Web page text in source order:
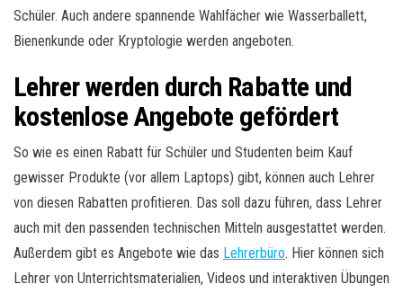
Schüler. Auch andere spannende Wahlfächer wie Wasserballett,
Bienenkunde oder Kryptologie werden angeboten.
Lehrer werden durch Rabatte und
kostenlose Angebote gefördert
So wie es einen Rabatt für Schüler und Studenten beim Kauf
gewisser Produkte (vor allem Laptops) gibt, können auch Lehrer
von diesen Rabatten profitieren. Das soll dazu führen, dass Lehrer
auch mit den passenden technischen Mitteln ausgestattet werden.
Außerdem gibt es Angebote wie das Lehrerbüro. Hier können sich
Lehrer von Unterrichtsmaterialien, Videos und interaktiven Übungen